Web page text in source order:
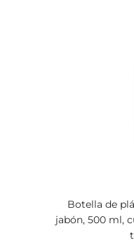
Botella de
jabón, 500 ml,